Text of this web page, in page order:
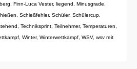
Finn-Luca Vester, liegend Minusgrade
Schießfehler, Schüler, Schülercup
Techniksprint Teilnehmer, Temperaturen
Winter, Winterwettkampf WSV, wsv reit